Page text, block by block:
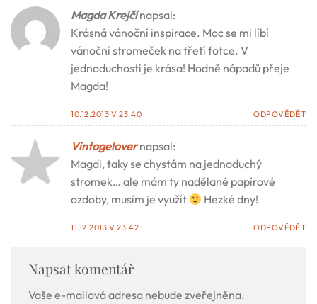
Magda Krejčí napsal:
Krásná vánoční inspirace. Moc se mi líbí
vánoční stromeček na třetí fotce. V
jednoduchosti je krása! Hodně nápadů přeje
Magda!
10.12.2013 V 23.40 ODPOVĚDĚT
Vintagelover napsal:
Magdi, taky se chystám na jednoduchý
stromek… ale mám ty nadělané papírové
ozdoby, musím je využít
Hezké dny!
11.12.2013 V 23.42 ODPOVĚDĚT
Napsat komentář
Vaše e-mailová adresa nebude zveřejněna.